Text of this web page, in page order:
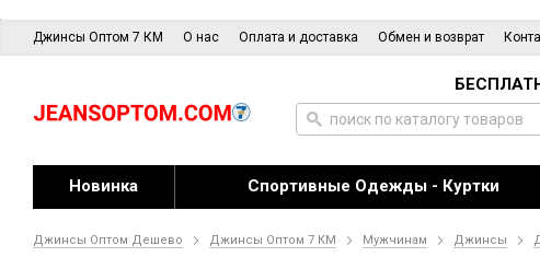
Джинсы Оптом 7 КМ О нас Оплата и доставка Обмен и возврат
Новинка Спортивные Одежды - Куртки
Джинсы Оптом Дешево Джинсы Оптом 7 КМ Мужчинам Джинсы